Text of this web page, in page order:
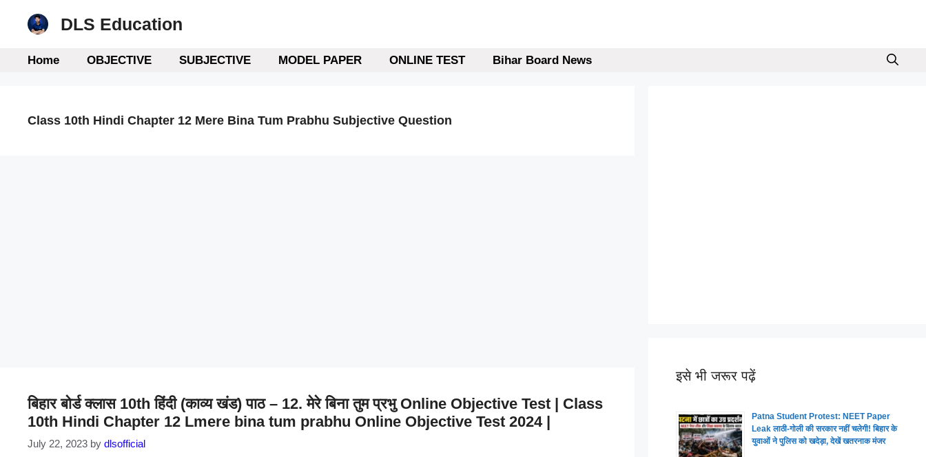
DLS Education
Home OBJECTIVE SUBJECTIVE MODEL PAPER ONLINE TEST Bihar Board News
Class 10th Hindi Chapter 12 Mere Bina Tum Prabhu Subjective Question
बिहार बोर्ड क्लास 10th हिंदी (काव्य खंड) पाठ – 12. मेरे बिना तुम प्रभु Online Objective Test | Class
10th Hindi Chapter 12 Lmere bina tum prabhu Online Objective Test 2024 |
July 22, 2023 by dlsofficial
इसे भी जरूर पढ़ें
Patna Student Protest: NEET Paper
Leak लाठी-गोली की सरकार नहीं चलेगी! बिहार के
युवाओं ने पुलिस को खदेड़ा, देखें खतरनाक मंजर